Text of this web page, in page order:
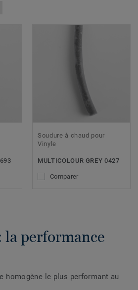
Soudure à chaud pour
Vinyle
MULTICOLOUR GREY 0427
Comparer
la performance
homogène le plus performant au